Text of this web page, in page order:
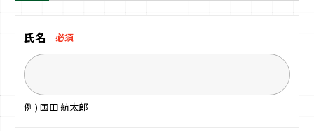
氏名 必須
例 ) 国田 航太郎